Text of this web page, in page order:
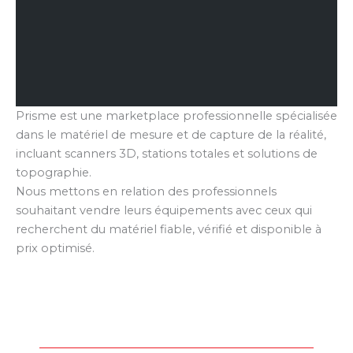
Prisme est une marketplace professionnelle spécialisée
dans le matériel de mesure et de capture de la réalité,
incluant scanners 3D, stations totales et solutions de
topographie.
Nous mettons en relation des professionnels
souhaitant vendre leurs équipements avec ceux qui
recherchent du matériel fiable, vérifié et disponible à
prix optimisé.